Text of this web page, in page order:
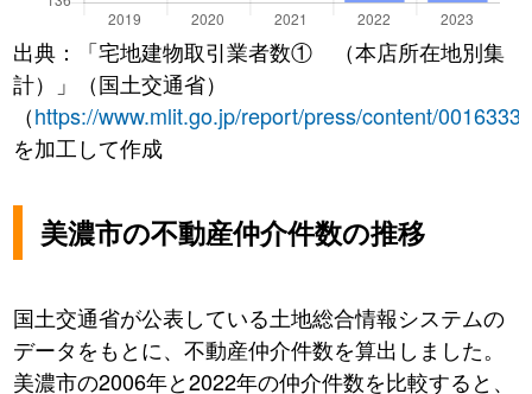
出典：「宅地建物取引業者数① （本店所在地別集
計）」（国土交通省）
（https://www.mlit.go.jp/report/press/content/
を加工して作成
美濃市の不動産仲介件数の推移
国土交通省が公表している土地総合情報システムの
データをもとに、不動産仲介件数を算出しました。
美濃市の2006年と2022年の仲介件数を比較すると、